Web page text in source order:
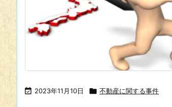
 2023年11月10日  不動産に関する事件